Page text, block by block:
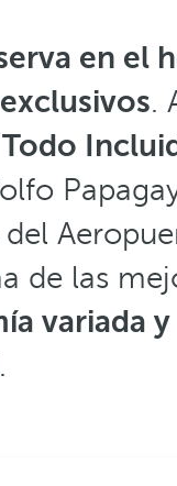
en el
.
de las
variada
.